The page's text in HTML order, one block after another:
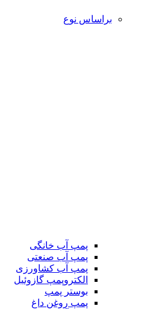
براساس نوع
پمپ آب خانگی
پمپ آب صنعتی
پمپ آب کشاورزی
الکتروپمپ گازوئیل
بوستر پمپ
پمپ روغن داغ